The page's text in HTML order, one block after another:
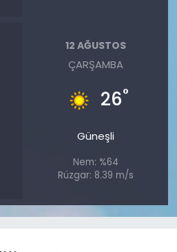
12 AĞUSTOS
ÇARŞAMBA
26°
Güneşli
Nem: %64
Rüzgar: 8.39 m/s